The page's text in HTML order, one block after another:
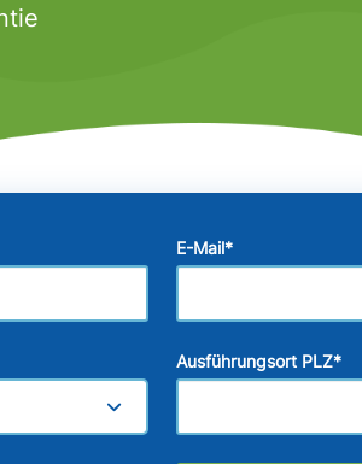
E-Mail*
Ausführungsort PLZ*